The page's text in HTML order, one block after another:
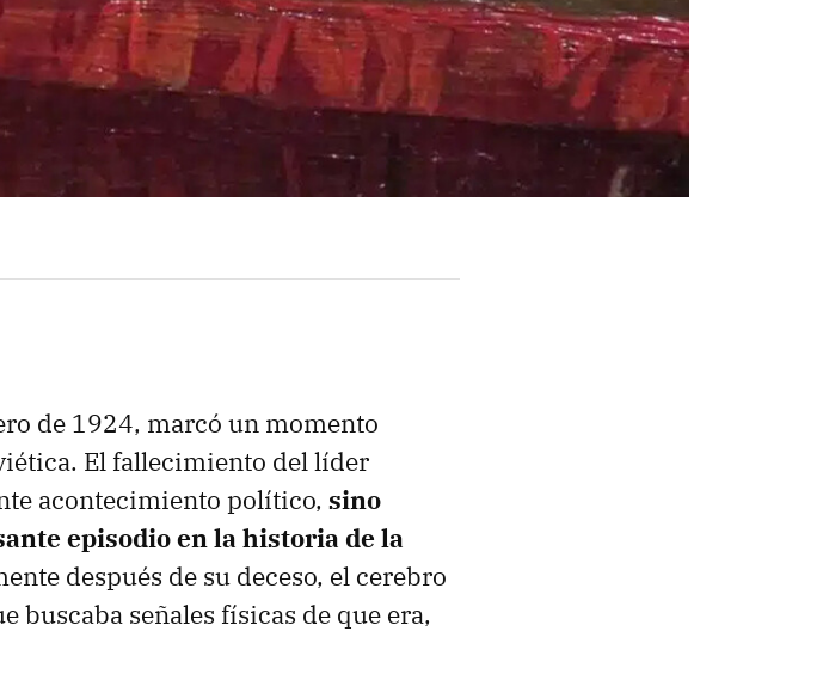
de 1924, marcó un momento
El fallecimiento del líder
acontecimiento político, sino
episodio en la historia de la
después de su deceso, el cerebro
buscaba señales físicas de que era,